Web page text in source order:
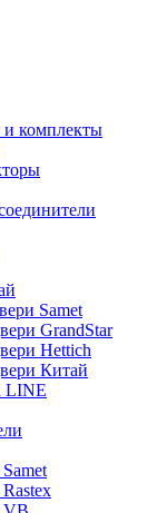
и комплекты
Samet
GrandStar
Hettich
Китай
LINE